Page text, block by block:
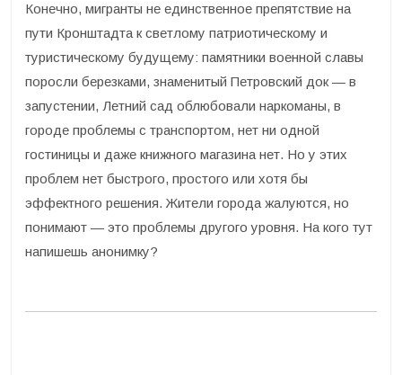
Конечно, мигранты не единственное препятствие на
пути Кронштадта к светлому патриотическому и
туристическому будущему: памятники военной славы
поросли березками, знаменитый Петровский док — в
запустении, Летний сад облюбовали наркоманы, в
городе проблемы с транспортом, нет ни одной
гостиницы и даже книжного магазина нет. Но у этих
проблем нет быстрого, простого или хотя бы
эффектного решения. Жители города жалуются, но
понимают — это проблемы другого уровня. На кого тут
напишешь анонимку?